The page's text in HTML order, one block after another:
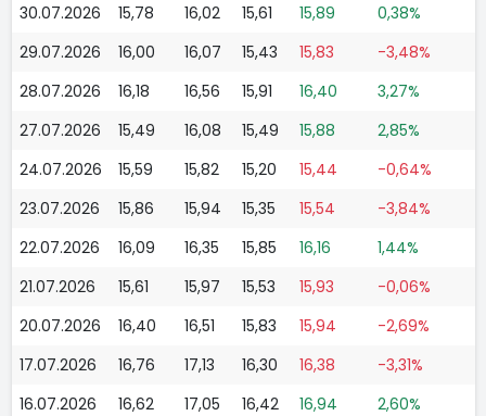
30.07.2026
15,78 16,02 15,61 15,89
0,38%
29.07.2026
16,00 16,07 15,43 15,83
-3,48%
28.07.2026
16,18 16,56 15,91 16,40
3,27%
27.07.2026
15,49 16,08 15,49 15,88
2,85%
24.07.2026
15,59 15,82 15,20 15,44
-0,64%
23.07.2026
15,86 15,94 15,35 15,54
-3,84%
22.07.2026
16,09 16,35 15,85 16,16
1,44%
21.07.2026
15,61 15,97 15,53 15,93
-0,06%
20.07.2026
16,40 16,51 15,83 15,94
-2,69%
17.07.2026
16,76 17,13 16,30 16,38
-3,31%
16.07.2026
16,62 17,05 16,42 16,94
2,60%